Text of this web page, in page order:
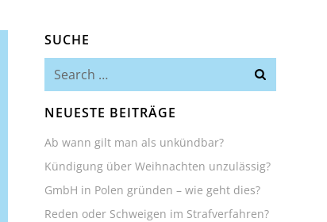
SUCHE
Search
NEUESTE BEITRÄGE
Ab wann gilt man als unkündbar?
Kündigung über Weihnachten unzulässig?
GmbH in Polen gründen – wie geht dies?
Reden oder Schweigen im Strafverfahren?